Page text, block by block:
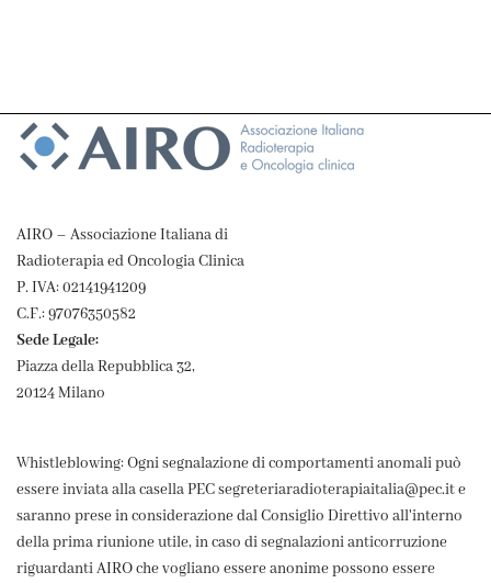
AIRO – Associazione Italiana di
Radioterapia ed Oncologia Clinica
P. IVA: 02141941209
C.F.: 97076350582
Sede Legale:
Piazza della Repubblica 32,
20124 Milano
Whistleblowing: Ogni segnalazione di comportamenti anomali può
essere inviata alla casella PEC segreteriaradioterapiaitalia@pec.it e
saranno prese in considerazione dal Consiglio Direttivo all'interno
della prima riunione utile, in caso di segnalazioni anticorruzione
riguardanti AIRO che vogliano essere anonime possono essere